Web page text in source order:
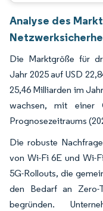
Analyse des
Die Marktgröße für
Jahr 2025 auf USD
25,46 Milliarden im
wachsen, mit einer
Prognosezeitraums
Die robuste
von Wi-Fi 6E und Wi-
5G-Rollouts, die
den Bedarf an Zero-
begründen.